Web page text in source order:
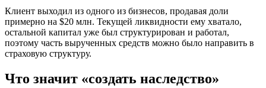
Клиент выходил из одного из бизнесов, продавая доли
примерно на $20 млн. Текущей ликвидности ему хватало,
остальной капитал уже был структурирован и работал,
поэтому часть вырученных средств можно было направить в
страховую структуру.
Что значит «создать наследство»